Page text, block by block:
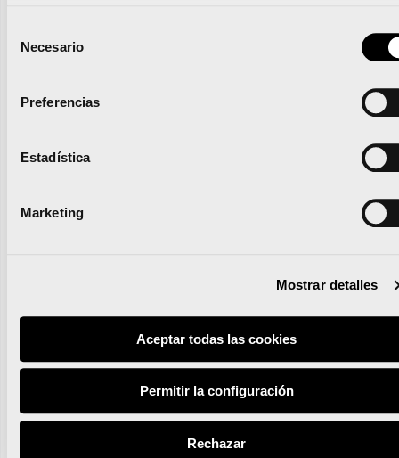
Necesario
Preferencias
Estadística
Marketing
Mostrar detalles
Aceptar todas las cookies
Permitir la configuración
Rechazar
Runna se convierte en el
training partner del Medio
El Maratón Valencia
patrocinará al Valencia CA